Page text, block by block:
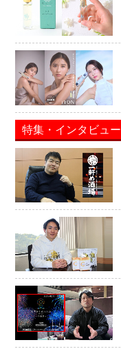
特集・インタビュー